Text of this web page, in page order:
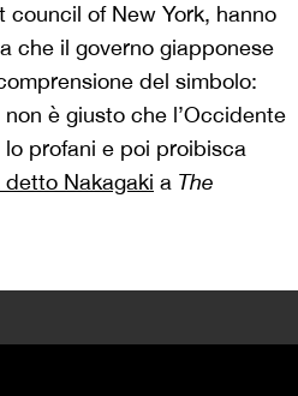
of New York, hanno
che il governo giapponese
del simbolo:
è giusto che l’Occidente
profani e poi proibisca
detto Nakagaki a The